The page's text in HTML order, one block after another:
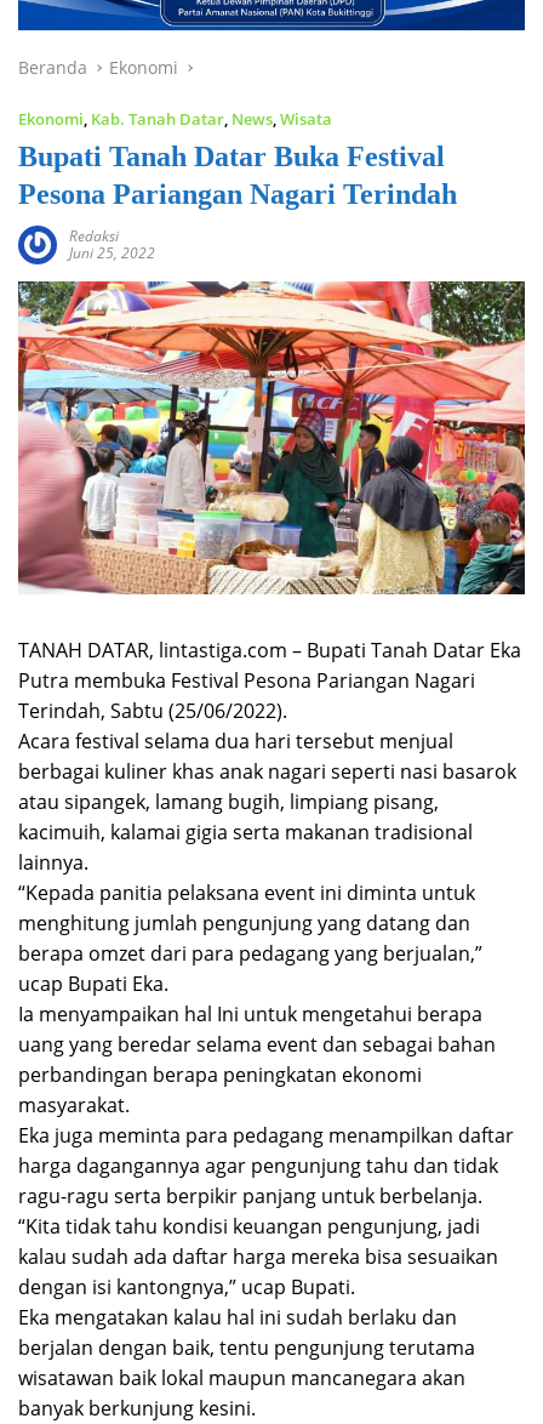
Beranda Ekonomi
Ekonomi Kab. Tanah Datar News Wisata
Bupati Tanah Datar Buka Festival
Pesona Pariangan Nagari Terindah
Redaksi
Juni 25, 2022
TANAH DATAR, lintastiga.com – Bupati Tanah Datar Eka
Putra membuka Festival Pesona Pariangan Nagari
Terindah, Sabtu (25/06/2022).
Acara festival selama dua hari tersebut menjual
berbagai kuliner khas anak nagari seperti nasi basarok
atau sipangek, lamang bugih, limpiang pisang,
kacimuih, kalamai gigia serta makanan tradisional
lainnya.
“Kepada panitia pelaksana event ini diminta untuk
menghitung jumlah pengunjung yang datang dan
berapa omzet dari para pedagang yang berjualan,”
ucap Bupati Eka.
Ia menyampaikan hal Ini untuk mengetahui berapa
uang yang beredar selama event dan sebagai bahan
perbandingan berapa peningkatan ekonomi
masyarakat.
Eka juga meminta para pedagang menampilkan daftar
harga dagangannya agar pengunjung tahu dan tidak
ragu-ragu serta berpikir panjang untuk berbelanja.
“Kita tidak tahu kondisi keuangan pengunjung, jadi
kalau sudah ada daftar harga mereka bisa sesuaikan
dengan isi kantongnya,” ucap Bupati.
Eka mengatakan kalau hal ini sudah berlaku dan
berjalan dengan baik, tentu pengunjung terutama
wisatawan baik lokal maupun mancanegara akan
banyak berkunjung kesini.